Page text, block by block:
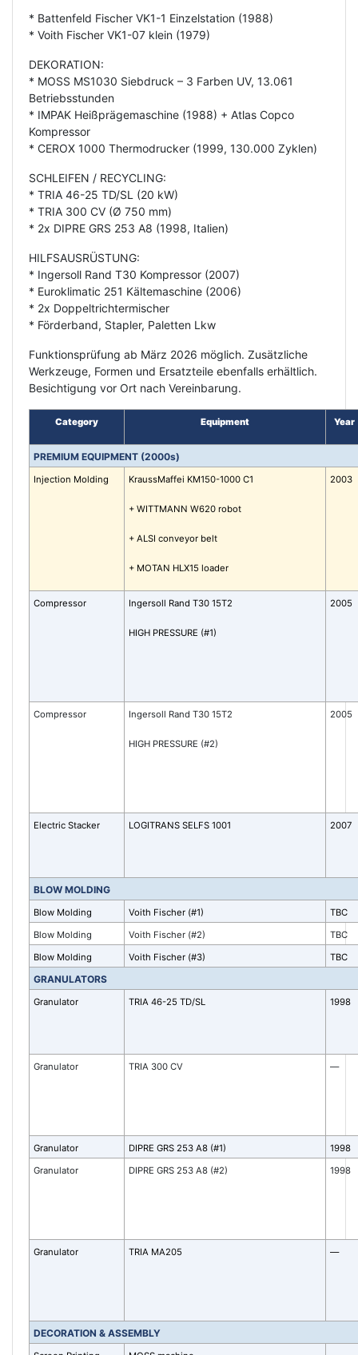
* Battenfeld Fischer VK1-1 Einzelstation (1988)
* Voith Fischer VK1-07 klein (1979)
DEKORATION:
* MOSS MS1030 Siebdruck – 3 Farben UV, 13.061
Betriebsstunden
* IMPAK Heißprägemaschine (1988) + Atlas Copco
Kompressor
* CEROX 1000 Thermodrucker (1999, 130.000 Zyklen)
SCHLEIFEN / RECYCLING:
* TRIA 46-25 TD/SL (20 kW)
* TRIA 300 CV (Ø 750 mm)
* 2x DIPRE GRS 253 A8 (1998, Italien)
HILFSAUSRÜSTUNG:
* Ingersoll Rand T30 Kompressor (2007)
* Euroklimatic 251 Kältemaschine (2006)
* 2x Doppeltrichtermischer
* Förderband, Stapler, Paletten Lkw
Funktionsprüfung ab März 2026 möglich. Zusätzliche
Werkzeuge, Formen und Ersatzteile ebenfalls erhältlich.
Besichtigung vor Ort nach Vereinbarung.
Category Equipment Year
PREMIUM EQUIPMENT (2000s)
Injection Molding KraussMaffei KM150-1000 C1
+ WITTMANN W620 robot
+ ALSI conveyor belt
+ MOTAN HLX15 loader
2003
Compressor Ingersoll Rand T30 15T2
HIGH PRESSURE (#1)
2005
Compressor Ingersoll Rand T30 15T2
HIGH PRESSURE (#2)
2005
Electric Stacker LOGITRANS SELFS 1001 2007
BLOW MOLDING
Blow Molding Voith Fischer (#1)
TBC
Blow Molding
Voith Fischer (#2)
TBC
Blow Molding
Voith Fischer (#3) TBC
GRANULATORS
Granulator TRIA 46-25 TD/SL 1998
Granulator TRIA 300 CV —
Granulator DIPRE GRS 253 A8 (#1)
1998
Granulator
DIPRE GRS 253 A8 (#2) 1998
Granulator TRIA MA205 —
DECORATION & ASSEMBLY